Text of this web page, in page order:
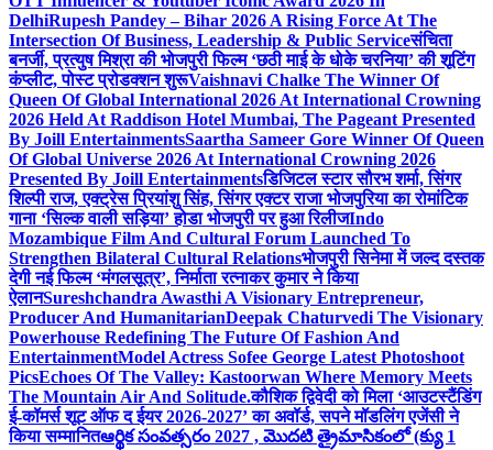
DelhiRupesh Pandey – Bihar 2026 A Rising Force At The
Intersection Of Business, Leadership & Public Serviceसंचिता
बनर्जी, प्रत्युष मिश्रा की भोजपुरी फिल्म ‘छठी माई के धोके चरनिया’ की शूटिंग
कंप्लीट, पोस्ट प्रोडक्शन शुरूVaishnavi Chalke The Winner Of
Queen Of Global International 2026 At International Crowning
2026 Held At Raddison Hotel Mumbai, The Pageant Presented
By Joill EntertainmentsSaartha Sameer Gore Winner Of Queen
Of Global Universe 2026 At International Crowning 2026
Presented By Joill Entertainmentsडिजिटल स्टार सौरभ शर्मा, सिंगर
शिल्पी राज, एक्ट्रेस प्रियांशु सिंह, सिंगर एक्टर राजा भोजपुरिया का रोमांटिक
गाना ‘सिल्क वाली सड़िया’ होडा भोजपुरी पर हुआ रिलीजIndo
Mozambique Film And Cultural Forum Launched To
Strengthen Bilateral Cultural Relationsभोजपुरी सिनेमा में जल्द दस्तक
देगी नई फिल्म ‘मंगलसूत्र’, निर्माता रत्नाकर कुमार ने किया
ऐलानSureshchandra Awasthi A Visionary Entrepreneur,
Producer And HumanitarianDeepak Chaturvedi The Visionary
Powerhouse Redefining The Future Of Fashion And
EntertainmentModel Actress Sofee George Latest Photoshoot
PicsEchoes Of The Valley: Kastoorwan Where Memory Meets
The Mountain Air And Solitude.कौशिक द्विवेदी को मिला ‘आउटस्टैंडिंग
ई-कॉमर्स शूट ऑफ द ईयर 2026-2027’ का अवॉर्ड, सपने मॉडलिंग एजेंसी ने
किया सम्मानितఆర్థిక సంవత్సరం 2027 , మొదటి త్రైమాసికంలో (క్యు 1